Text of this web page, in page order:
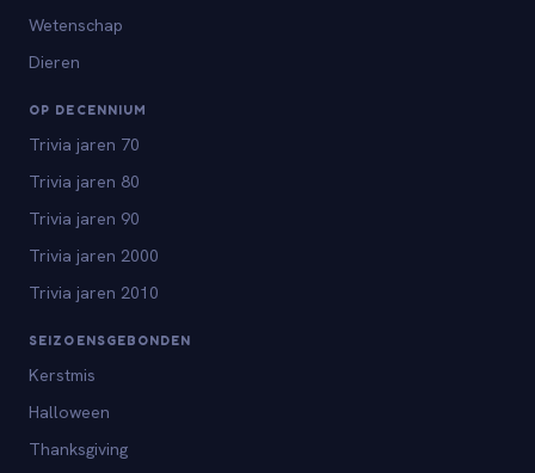
Wetenschap
Dieren
OP DECENNIUM
Trivia jaren 70
Trivia jaren 80
Trivia jaren 90
Trivia jaren 2000
Trivia jaren 2010
SEIZOENSGEBONDEN
Kerstmis
Halloween
Thanksgiving